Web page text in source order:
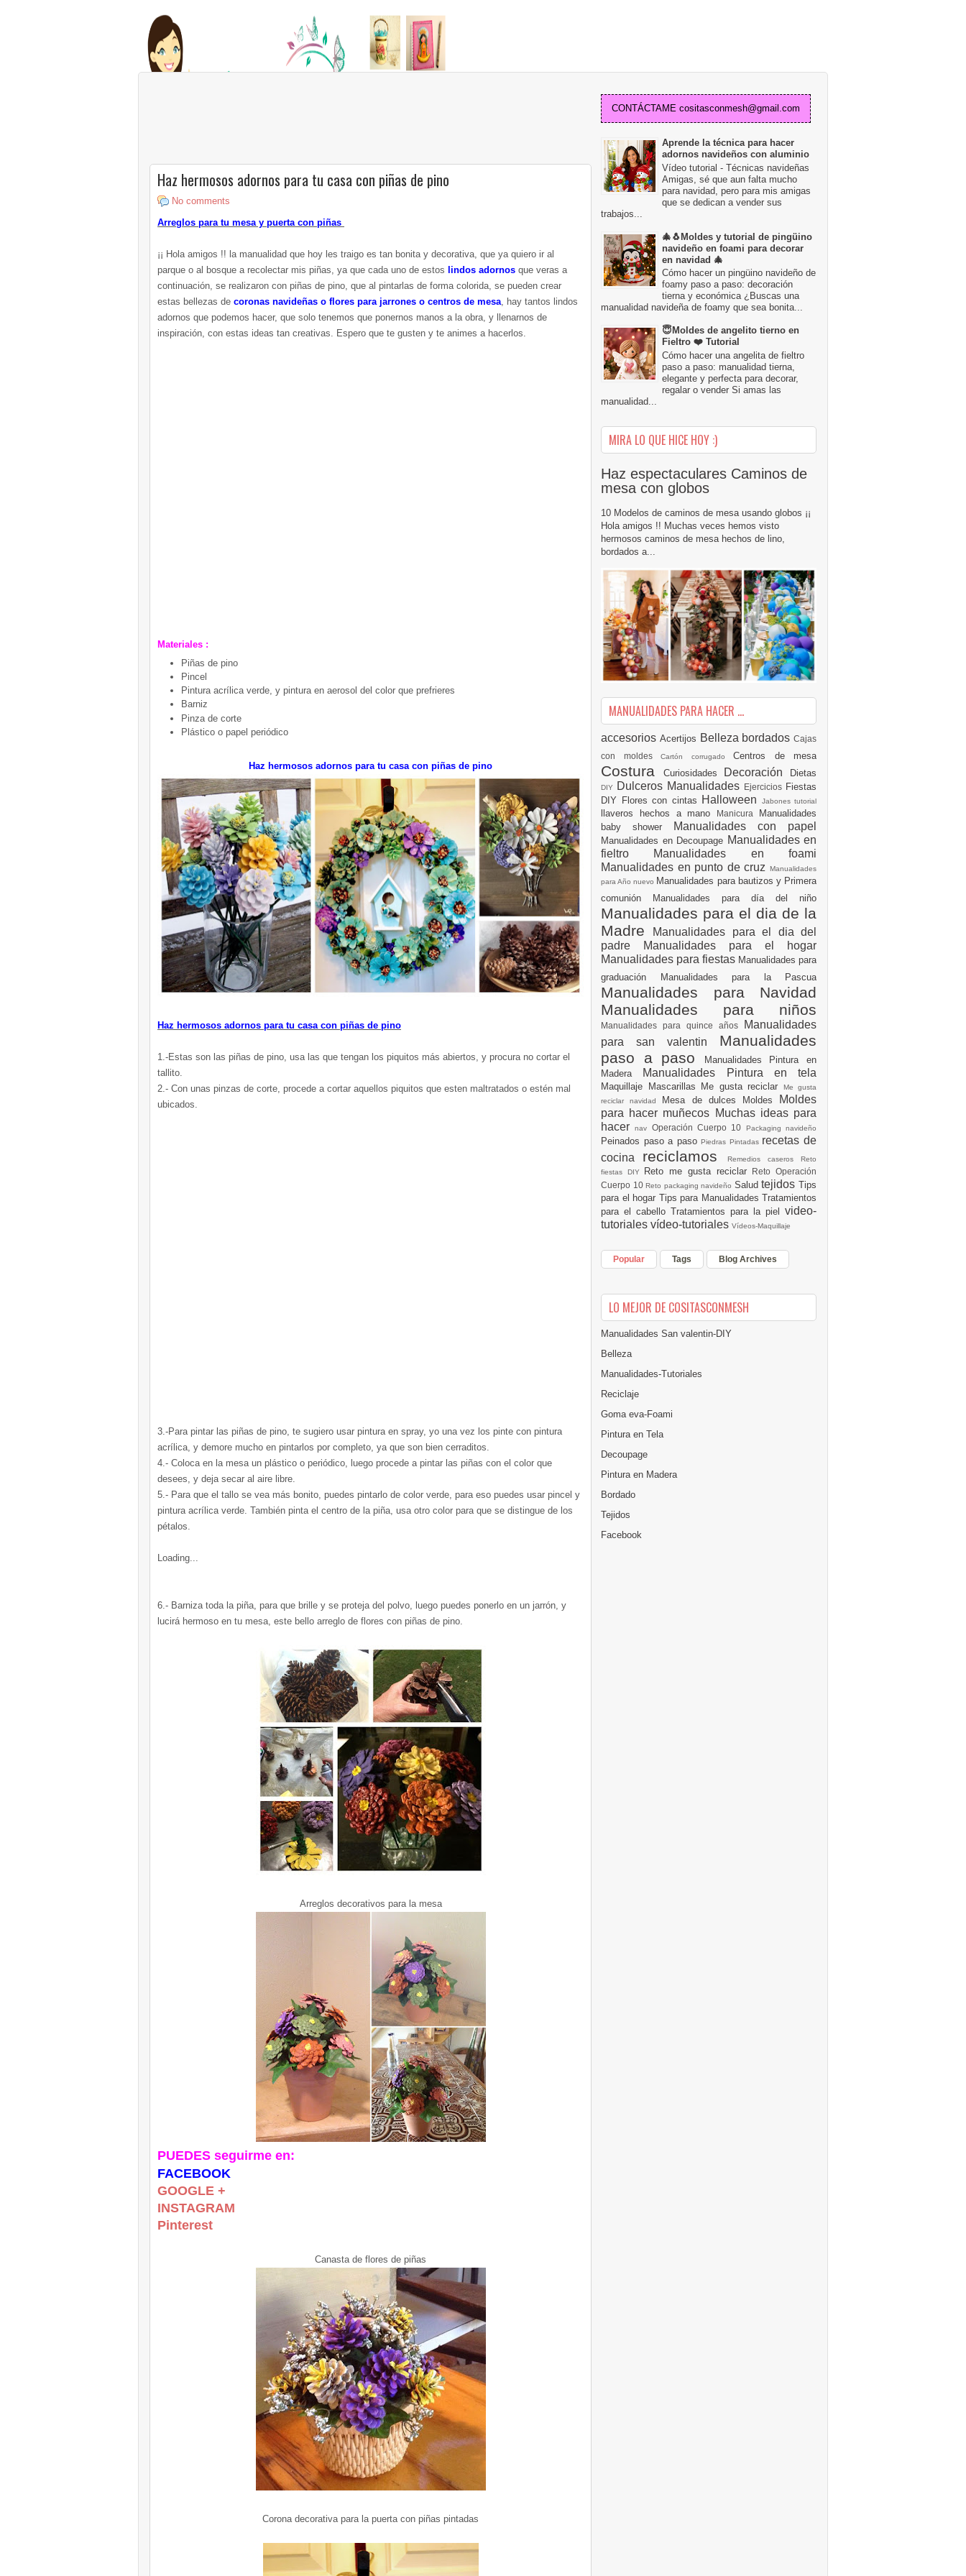
Haz hermosos adornos para tu casa con piñas de pino
No comments
Arreglos para tu mesa y puerta con piñas
¡¡ Hola amigos !! la manualidad que hoy les traigo es tan bonita y decorativa, que ya quiero ir al
parque o al bosque a recolectar mis piñas, ya que cada uno de estos lindos adornos que veras a
continuación, se realizaron con piñas de pino, que al pintarlas de forma colorida, se pueden crear
estas bellezas de coronas navideñas o flores para jarrones o centros de mesa, hay tantos lindos
adornos que podemos hacer, que solo tenemos que ponernos manos a la obra, y llenarnos de
inspiración, con estas ideas tan creativas. Espero que te gusten y te animes a hacerlos.
Materiales :
Piñas de pino
Pincel
Pintura acrílica verde, y pintura en aerosol del color que prefrieres
Barniz
Pinza de corte
Plástico o papel periódico
Haz hermosos adornos para tu casa con piñas de pino
Haz hermosos adornos para tu casa con piñas de pino
1.-Estas son las piñas de pino, usa las que tengan los piquitos más abiertos, y procura no cortar el
tallito.
2.- Con unas pinzas de corte, procede a cortar aquellos piquitos que esten maltratados o estén mal
ubicados.
3.-Para pintar las piñas de pino, te sugiero usar pintura en spray, yo una vez los pinte con pintura
acrílica, y demore mucho en pintarlos por completo, ya que son bien cerraditos.
4.- Coloca en la mesa un plástico o periódico, luego procede a pintar las piñas con el color que
desees, y deja secar al aire libre.
5.- Para que el tallo se vea más bonito, puedes pintarlo de color verde, para eso puedes usar pincel y
pintura acrílica verde. También pinta el centro de la piña, usa otro color para que se distingue de los
pétalos.
Loading...
6.- Barniza toda la piña, para que brille y se proteja del polvo, luego puedes ponerlo en un jarrón, y
lucirá hermoso en tu mesa, este bello arreglo de flores con piñas de pino.
Arreglos decorativos para la mesa
PUEDES seguirme en:
FACEBOOK
GOOGLE +
INSTAGRAM
Pinterest
Canasta de flores de piñas
Corona decorativa para la puerta con piñas pintadas
CONTÁCTAME cositasconmesh@gmail.com
Aprende la técnica para hacer
adornos navideños con aluminio
Vídeo tutorial - Técnicas navideñas
Amigas, sé que aun falta mucho
para navidad, pero para mis amigas
que se dedican a vender sus
trabajos...
🎄🐧Moldes y tutorial de pingüino
navideño en foami para decorar
en navidad 🎄
Cómo hacer un pingüino navideño de
foamy paso a paso: decoración
tierna y económica ¿Buscas una
manualidad navideña de foamy que sea bonita...
😇Moldes de angelito tierno en
Fieltro ❤️ Tutorial
Cómo hacer una angelita de fieltro
paso a paso: manualidad tierna,
elegante y perfecta para decorar,
regalar o vender Si amas las
manualidad...
MIRA LO QUE HICE HOY :)
Haz espectaculares Caminos de
mesa con globos
10 Modelos de caminos de mesa usando globos ¡¡
Hola amigos !! Muchas veces hemos visto
hermosos caminos de mesa hechos de lino,
bordados a...
MANUALIDADES PARA HACER ...
accesorios Acertijos Belleza bordados Cajas
con moldes Cartón corrugado Centros de mesa
Costura Curiosidades Decoración Dietas
DIY Dulceros Manualidades Ejercicios Fiestas
DIY Flores con cintas Halloween Jabones tutorial
llaveros hechos a mano Manicura Manualidades
baby shower
Manualidades con papel
Manualidades en Decoupage Manualidades en
fieltro Manualidades en foami
Manualidades en punto de cruz
Manualidades
para Año nuevo Manualidades para bautizos y Primera
comunión Manualidades para día del niño
Manualidades para el dia de la
Madre
Manualidades para el dia del
padre
Manualidades para el hogar
Manualidades para fiestas Manualidades para
graduación Manualidades para la Pascua
Manualidades para Navidad
Manualidades para niños
Manualidades para quince años
Manualidades
para san valentin Manualidades
paso a paso
Manualidades Pintura en
Madera
Manualidades Pintura en tela
Maquillaje Mascarillas Me gusta reciclar
Me gusta
reciclar navidad Mesa de dulces Moldes
Moldes
para hacer muñecos Muchas ideas para
hacernav Operación Cuerpo 10 Packaging navideño
Peinados paso a pasoPiedras Pintadas recetas de
cocina reciclamos Remedios caseros Reto
fiestas DIY Reto me gusta reciclar
Reto Operación
Cuerpo 10Reto packaging navideño SaludtejidosTips
para el hogar Tips para Manualidades Tratamientos
para el cabello Tratamientos para la piel video-
tutoriales vídeo-tutoriales Vídeos-Maquillaje
Popular Tags Blog Archives
LO MEJOR DE COSITASCONMESH
Manualidades San valentin-DIY
Belleza
Manualidades-Tutoriales
Reciclaje
Goma eva-Foami
Pintura en Tela
Decoupage
Pintura en Madera
Bordado
Tejidos
Facebook